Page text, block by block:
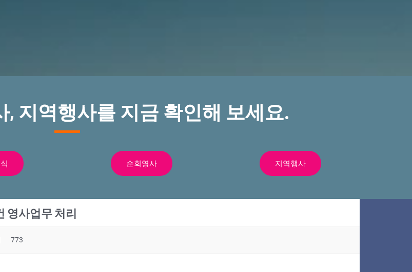
, 지역행사를 지금 확인해 보세요.
순회영사 지역행사
영사업무 처리
773